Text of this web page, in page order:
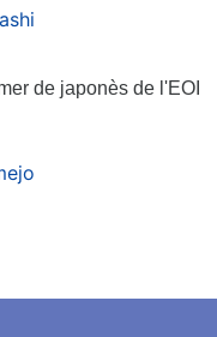
de japonès de l'EOI